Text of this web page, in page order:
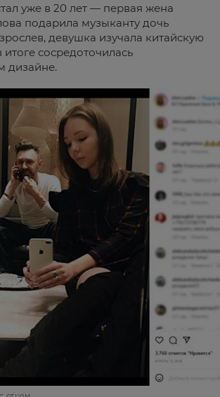
уже в 20 лет — первая жена
подарила музыканту дочь
девушка изучала китайскую
сосредоточилась
дизайне.